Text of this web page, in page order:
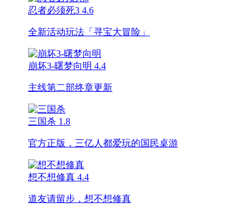
忍者必须死3 4.6
全新活动玩法「寻宝大冒险」
崩坏3-曙梦向明 4.4
主线第二部终章更新
三国杀 1.8
官方正版，三亿人都爱玩的国民桌游
想不想修真 4.4
道友请留步，想不想修真